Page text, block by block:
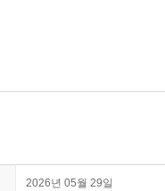
2026년 05월 29일